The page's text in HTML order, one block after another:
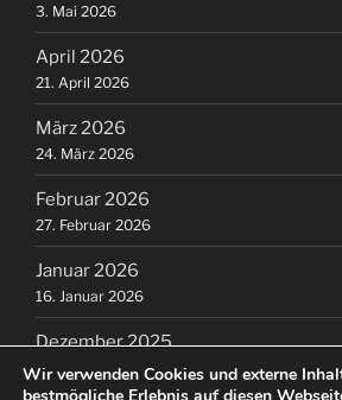
3. Mai 2026
April 2026
21. April 2026
März 2026
24. März 2026
Februar 2026
27. Februar 2026
Januar 2026
16. Januar 2026
Dezember 2025
16. Dezember 2025
Wir verwenden Cookies und externe